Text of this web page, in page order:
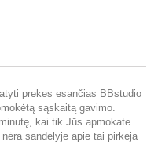
prekes esančias BBstudio
sąskaitą gavimo.
kai tik Jūs apmokate
sandėlyje apie tai pirkėja